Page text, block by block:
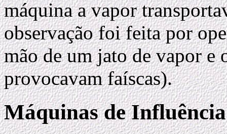
máquina a vapor
observação foi feita por
mão de um jato de vapor e
provocavam faíscas).
Máquinas de Influência